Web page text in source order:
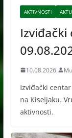
AKTIVNOSTI
Izviđački
10.08.2026.
Izviđački
na Kiseljaku.
aktivnosti.